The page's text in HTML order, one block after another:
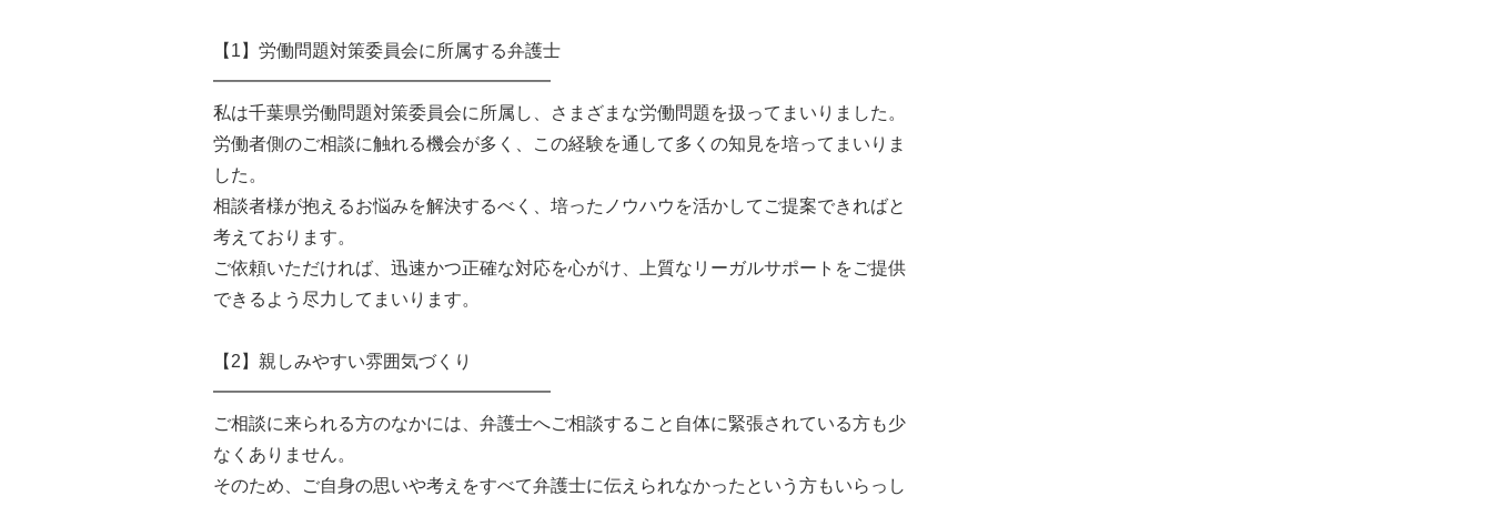
【1】労働問題対策委員会に所属する弁護士
━━━━━━━━━━━━━━━━━━━
私は千葉県労働問題対策委員会に所属し、さまざまな労働問題を扱ってまいりました。
労働者側のご相談に触れる機会が多く、この経験を通して多くの知見を培ってまいりま
した。
相談者様が抱えるお悩みを解決するべく、培ったノウハウを活かしてご提案できればと
考えております。
ご依頼いただければ、迅速かつ正確な対応を心がけ、上質なリーガルサポートをご提供
できるよう尽力してまいります。
【2】親しみやすい雰囲気づくり
━━━━━━━━━━━━━━━━━━━
ご相談に来られる方のなかには、弁護士へご相談すること自体に緊張されている方も少
なくありません。
そのため、ご自身の思いや考えをすべて弁護士に伝えられなかったという方もいらっし